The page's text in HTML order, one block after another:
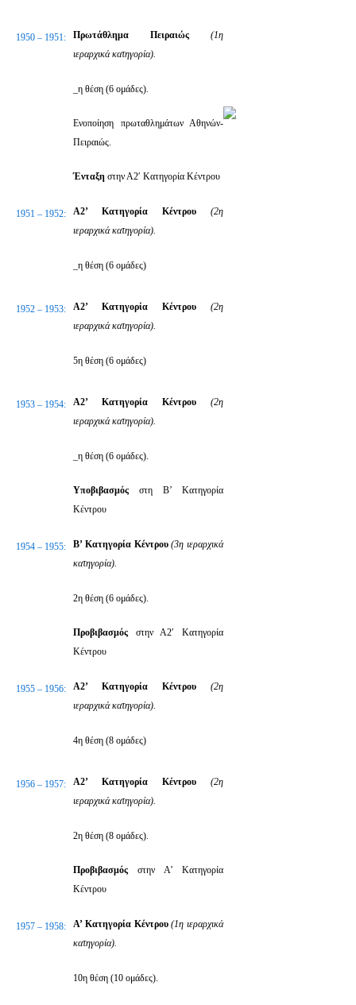
1950 – 1951: Πρωτάθλημα Πειραιώς (1η
ιεραρχικά κατηγορία).
_η θέση (6 ομάδες).
Ενοποίηση πρωταθλημάτων Αθηνών-
Πειραιώς.
Ένταξη στην Α2′ Κατηγορία Κέντρου
1951 – 1952: Α2’ Κατηγορία Κέντρου (2η
ιεραρχικά κατηγορία).
_η θέση (6 ομάδες)
1952 – 1953: Α2’ Κατηγορία Κέντρου (2η
ιεραρχικά κατηγορία).
5η θέση (6 ομάδες)
1953 – 1954: Α2’ Κατηγορία Κέντρου (2η
ιεραρχικά κατηγορία).
_η θέση (6 ομάδες).
Υποβιβασμός στη Β’ Κατηγορία
Κέντρου
1954 – 1955: Β’ Κατηγορία Κέντρου(3η ιεραρχικά
κατηγορία).
2η θέση (6 ομάδες).
Προβιβασμός στην Α2′ Κατηγορία
Κέντρου
1955 – 1956: Α2’ Κατηγορία Κέντρου (2η
ιεραρχικά κατηγορία).
4η θέση (8 ομάδες)
1956 – 1957: Α2’ Κατηγορία Κέντρου (2η
ιεραρχικά κατηγορία).
2η θέση (8 ομάδες).
Προβιβασμός στην Α’ Κατηγορία
Κέντρου
1957 – 1958: Α’ Κατηγορία Κέντρου(1η ιεραρχικά
κατηγορία).
10η θέση (10 ομάδες).